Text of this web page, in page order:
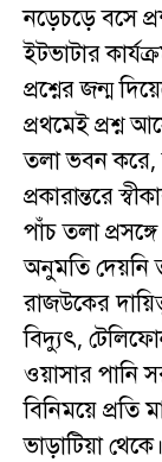
নড়েচড়ে বসে
ইটভাটার
প্রশ্নের জন্ম
প্রথমেই প্রশ্ন
তলা ভবন করে,
প্রকারান্তরে
পাঁচ তলা
অনুমতি দেয়নি
রাজউকের
বিদ্যুৎ,
ওয়াসার পানি
বিনিময়ে প্রতি
ভাড়াটিয়া